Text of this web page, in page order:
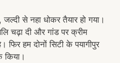
से नहा धोकर तैयार हो गया।
चढ़ा दी और गांड पर क्रीम
फिर हम दोनों सिटी के पयागीपुर
किया।